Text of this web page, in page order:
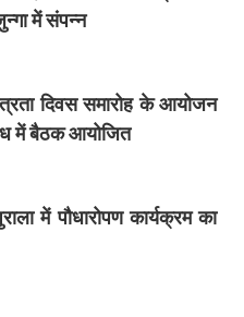
में संपन्न
दिवस समारोह के आयोजन
में बैठक आयोजित
में पौधारोपण कार्यक्रम का